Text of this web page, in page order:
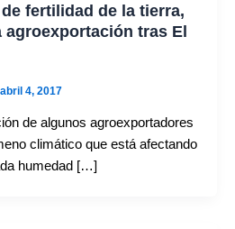
fertilidad de la tierra,
agroexportación tras El
abril 4, 2017
de algunos agroexportadores
climático que está afectando
humedad […]